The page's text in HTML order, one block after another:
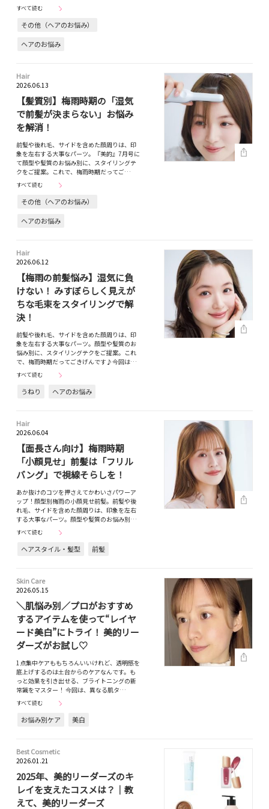
すべて読む
その他（ヘアのお悩み）
ヘアのお悩み
Hair
2026.06.13
【髪質別】梅雨時期の「湿気
で前髪が決まらない」お悩み
を解消！
前髪や後れ毛、サイドを含めた顔周りは、印
象を左右する大事なパーツ。『美的』7月号に
て顔型や髪質のお悩み別に、スタイリングテ
クをご提案。これで、梅雨時期だってご…
すべて読む
その他（ヘアのお悩み）
ヘアのお悩み
Hair
2026.06.12
【梅雨の前髪悩み】湿気に負
けない！ みすぼらしく見えが
ちな毛束をスタイリングで解
決！
前髪や後れ毛、サイドを含めた顔周りは、印
象を左右する大事なパーツ。顔型や髪質のお
悩み別に、スタイリングテクをご提案。これ
で、梅雨時期だってごきげんです♪今回は…
すべて読む
うねり ヘアのお悩み
Hair
2026.06.04
【面長さん向け】梅雨時期
「小顔見せ」前髪は「フリル
バング」で視線そらしを！
あか抜けのコツを押さえてかわいさパワーア
ップ！顔型別梅雨の小顔見せ前髪。前髪や後
れ毛、サイドを含めた顔周りは、印象を左右
する大事なパーツ。顔型や髪質のお悩み別…
すべて読む
ヘアスタイル・髪型 前髪
Skin Care
2026.05.15
＼肌悩み別／プロがおすすめ
するアイテムを使って“レイヤ
ード美白”にトライ！ 美的リー
ダーズがお試し♡
1点集中ケアももちろんいいけれど、透明感を
底上げするのは土台からのケアなんです。も
っと効果を引き出せる、ブライトニングの新
常識をマスター！ 今回は、異なる肌タ…
すべて読む
お悩み別ケア 美白
Best Cosmetic
2026.01.21
2025年、美的リーダーズのキ
レイを支えたコスメは？｜教
えて、美的リーダーズ